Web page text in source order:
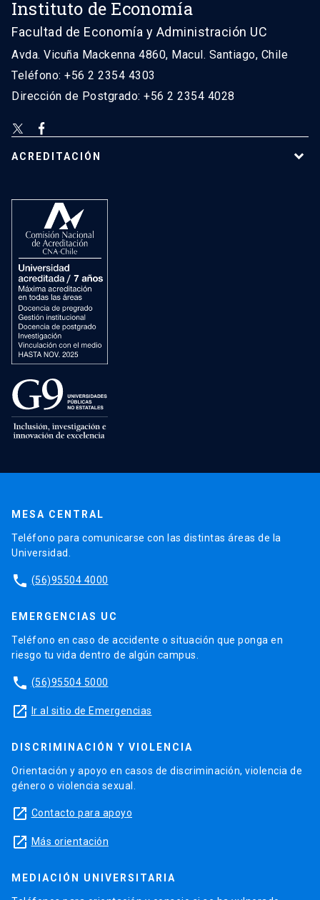
Instituto de Economía
Facultad de Economía y Administración UC
Avda. Vicuña Mackenna 4860, Macul. Santiago, Chile
Teléfono: +56 2 2354 4303
Dirección de Postgrado: +56 2 2354 4028
ACREDITACIÓN
MESA CENTRAL
Teléfono para comunicarse con las distintas áreas de la
Universidad.
phone (56)95504 4000
EMERGENCIAS UC
Teléfono en caso de accidente o situación que ponga en
riesgo tu vida dentro de algún campus.
phone (56)95504 5000
launch Ir al sitio de Emergencias
DISCRIMINACIÓN Y VIOLENCIA
Orientación y apoyo en casos de discriminación, violencia de
género o violencia sexual.
launch Contacto para apoyo
launch Más orientación
MEDIACIÓN UNIVERSITARIA